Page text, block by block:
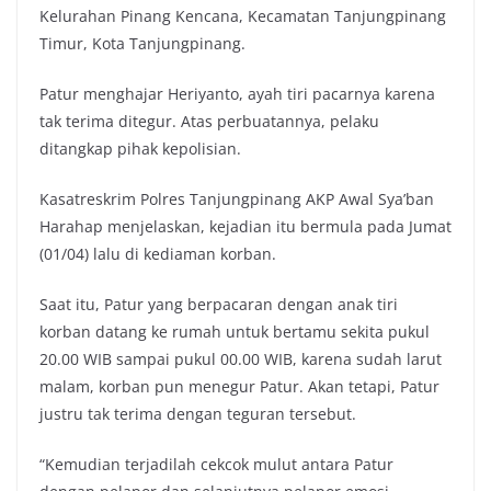
Kelurahan Pinang Kencana, Kecamatan Tanjungpinang
Timur, Kota Tanjungpinang.
Patur menghajar Heriyanto, ayah tiri pacarnya karena
tak terima ditegur. Atas perbuatannya, pelaku
ditangkap pihak kepolisian.
Kasatreskrim Polres Tanjungpinang AKP Awal Sya’ban
Harahap menjelaskan, kejadian itu bermula pada Jumat
(01/04) lalu di kediaman korban.
Saat itu, Patur yang berpacaran dengan anak tiri
korban datang ke rumah untuk bertamu sekita pukul
20.00 WIB sampai pukul 00.00 WIB, karena sudah larut
malam, korban pun menegur Patur. Akan tetapi, Patur
justru tak terima dengan teguran tersebut.
“Kemudian terjadilah cekcok mulut antara Patur